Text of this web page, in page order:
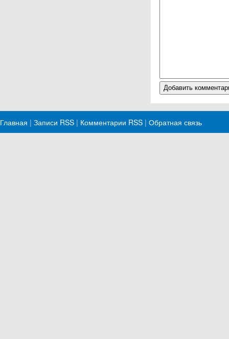
Главная | Записи RSS | Комментарии RSS | Обратная связь